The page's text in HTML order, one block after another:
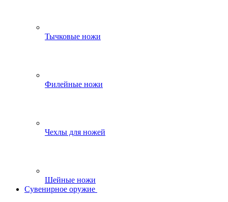
Тычковые ножи
Филейные ножи
Чехлы для ножей
Шейные ножи
Сувенирное оружие